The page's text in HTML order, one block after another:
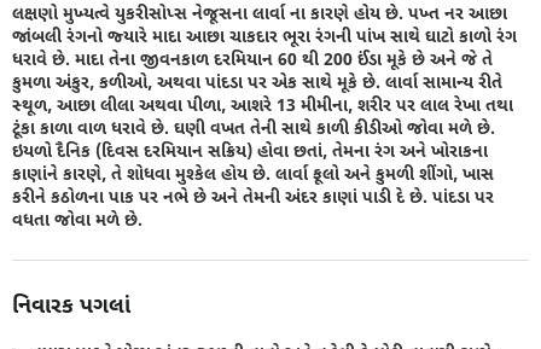
લક્ષણો મુખ્યત્વે યુકરીસોપ્સ નેજૂસના લાર્વા ના કારણે હોય છે. પખ્ત નર આછા
જાંબલી રંગનો જ્યારે માદા આછા ચાકદાર ભૂરા રંગની પાંખ સાથે ઘાટો કાળો રંગ
ધરાવે છે. માદા તેના જીવનકાળ દરમિયાન 60 થી 200 ઈંડા મૂકે છે અને જે તે
કુમળા અંકુર, કળીઓ, અથવા પાંદડા પર એક સાથે મૂકે છે. લાર્વા સામાન્ય રીતે
સ્થૂળ, આછા લીલા અથવા પીળા, આશરે 13 મીમીના, શરીર પર લાલ રેખા તથા
ટૂંકા કાળા વાળ ધરાવે છે. ઘણી વખત તેની સાથે કાળી કીડીઓ જોવા મળે છે.
ઇયળો દૈનિક (દિવસ દરમિયાન સક્રિય) હોવા છતાં, તેમના રંગ અને ખોરાકના
કાણાંને કારણે, તે શોધવા મુશ્કેલ હોય છે. લાર્વા ફૂલો અને કુમળી શીંગો, ખાસ
કરીને કઠોળના પાક પર નભે છે અને તેમની અંદર કાણાં પાડી દે છે. પાંદડા પર
વધતા જોવા મળે છે.
નિવારક પગલાં